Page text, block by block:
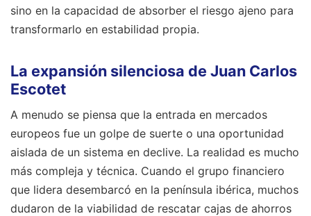
sino en la capacidad de absorber el riesgo ajeno para
transformarlo en estabilidad propia.
La expansión silenciosa de Juan Carlos
Escotet
A menudo se piensa que la entrada en mercados
europeos fue un golpe de suerte o una oportunidad
aislada de un sistema en declive. La realidad es mucho
más compleja y técnica. Cuando el grupo financiero
que lidera desembarcó en la península ibérica, muchos
dudaron de la viabilidad de rescatar cajas de ahorros